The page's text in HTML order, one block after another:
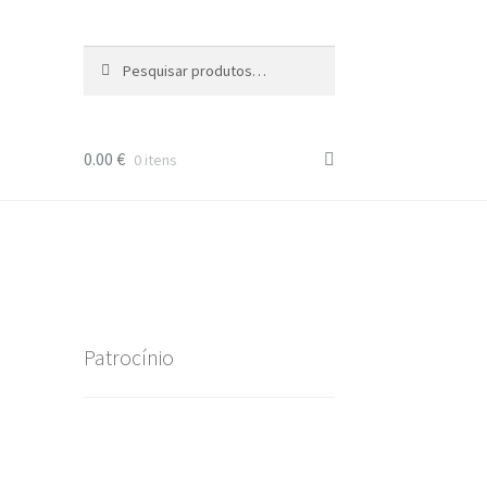
por:
0.00 € 0 itens
Patrocínio